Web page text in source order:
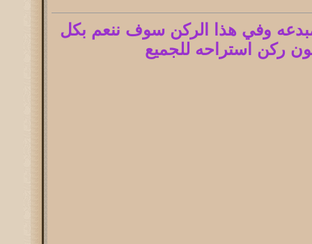
مبدعه وفي هذا الركن سوف ننعم بكل
ركن استراحه للجميع